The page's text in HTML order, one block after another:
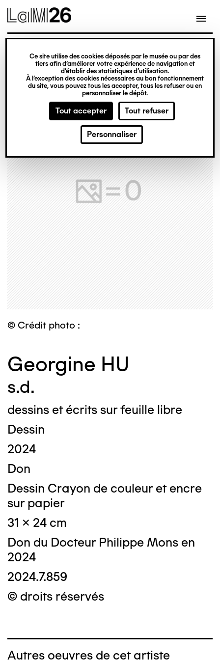
Gestion des cookies
Ce site utilise des cookies déposés par le musée ou par des
tiers afin d’améliorer votre expérience de navigation et
d’établir des statistiques d’utilisation.
À l’exception des cookies nécessaires au bon fonctionnement
du site, vous pouvez tous les accepter, tous les refuser ou en
personnaliser le dépôt.
Tout accepter Tout refuser
Personnaliser
contenu
© Crédit photo :
Georgine HU
s.d.
dessins et écrits sur feuille libre
Dessin
2024
Don
Dessin Crayon de couleur et encre
sur papier
31 x 24 cm
Don du Docteur Philippe Mons en
2024
2024.7.859
© droits réservés
Autres oeuvres de cet artiste